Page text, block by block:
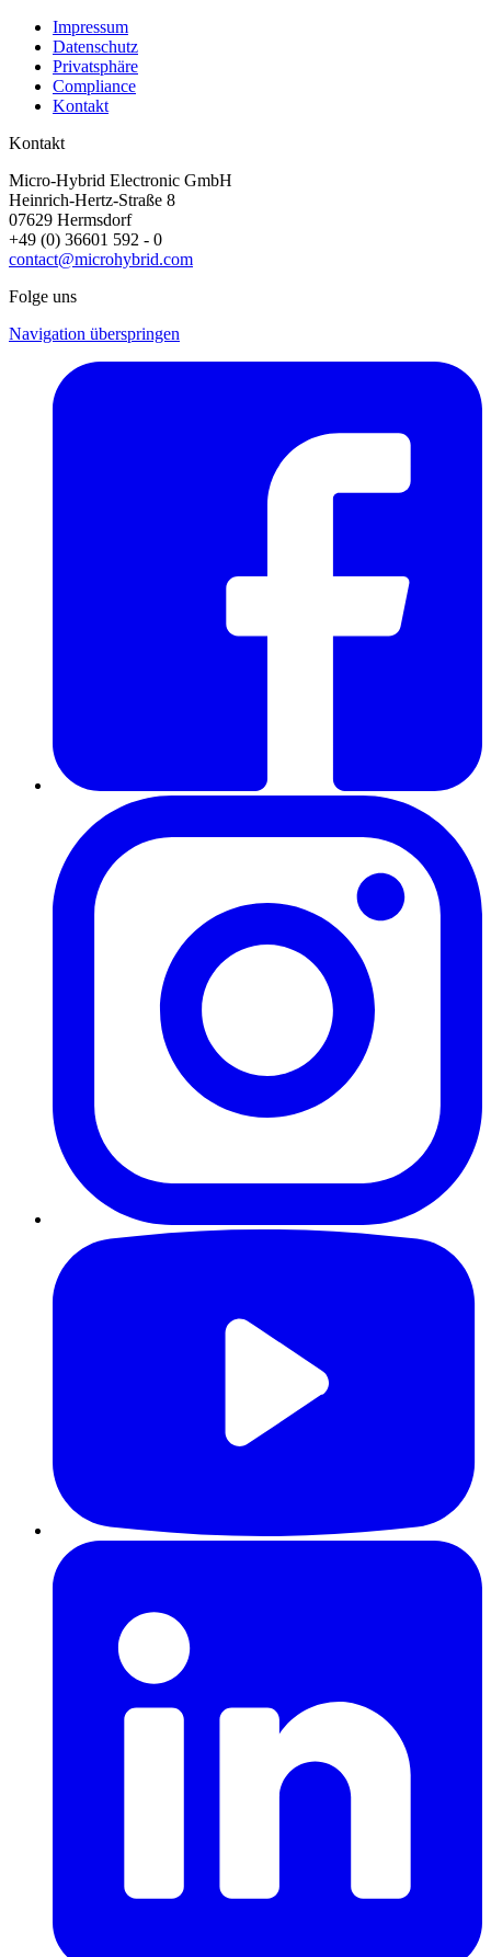
Impressum
Datenschutz
Privatsphäre
Compliance
Kontakt
Kontakt
Micro-Hybrid Electronic GmbH
Heinrich-Hertz-Straße 8
07629 Hermsdorf
+49 (0) 36601 592 - 0
contact@microhybrid.com
Folge uns
Navigation überspringen